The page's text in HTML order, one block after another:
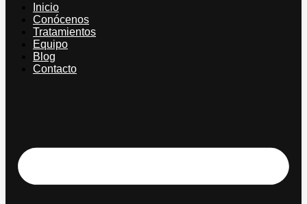
Inicio
Conócenos
Tratamientos
Equipo
Blog
Contacto